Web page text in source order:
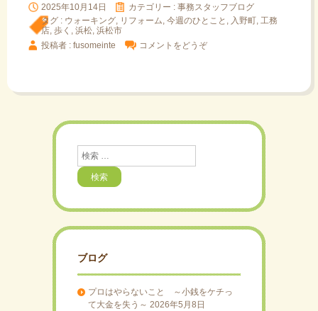
2025年10月14日 カテゴリー : 事務スタッフブログ
タグ : ウォーキング, リフォーム, 今週のひとこと , 入野町, 工務
店, 歩く , 浜松, 浜松市
投稿者 : fusomeinte
コメントをどうぞ
検
索
ブログ
プロはやらないこと ～小銭をケチっ
て大金を失う～ 2026年5月8日